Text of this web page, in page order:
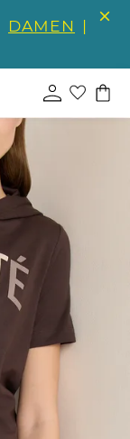
DAMEN |